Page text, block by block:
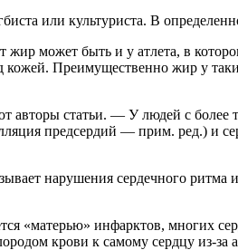
или культуриста. В
может быть и у атлета, в
Преимущественно жир у
авторы статьи. — У людей с
предсердий — прим. ред.) и
нарушения сердечного ритма
«матерью» инфарктов, многих
крови к самому сердцу из-за